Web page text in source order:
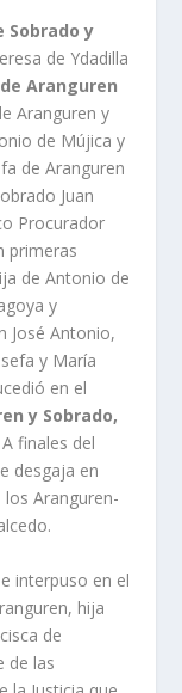
Sobrado y
de Ydadilla
de Aranguren
Aranguren y
de Mújica y
de Aranguren
Juan
Procurador
primeras
de Antonio de
y
José Antonio,
y Marí­a
en el
y Sobrado,
finales del
desgaja en
Aranguren-
interpuso en el
hija
de
de las